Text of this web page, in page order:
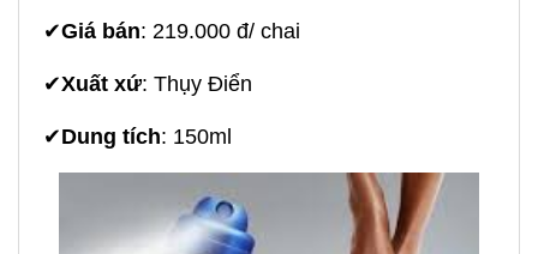
✔Giá bán: 219.000 đ/ chai
✔Xuất xứ: Thụy Điển
✔Dung tích: 150ml